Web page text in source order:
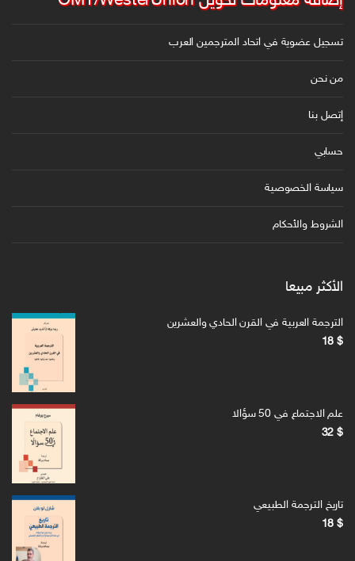
تسجيل عضوية في اتحاد المترجمين العرب
من نحن
إتصل بنا
حسابي
سياسة الخصوصية
الشروط والأحكام
الأكثر مبيعا
الترجمة العربية في القرن الحادي والعشرين
18$
علم الاجتماع في 50 سؤالا
32$
تاريخ الترجمة الطبيعي
18$